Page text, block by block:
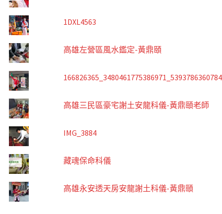
1DXL4563
高雄左營區風水鑑定-黃鼎頤
高雄三民區豪宅謝土安龍科儀-黃鼎頤老師
IMG_3884
藏魂保命科儀
高雄永安透天房安龍謝土科儀-黃鼎頤